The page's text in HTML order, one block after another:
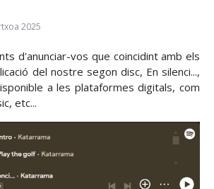
2025
d'anunciar-vos que coincidint amb els
del nostre segon disc, En silenci...,
a les plataformes digitals, com
etc...